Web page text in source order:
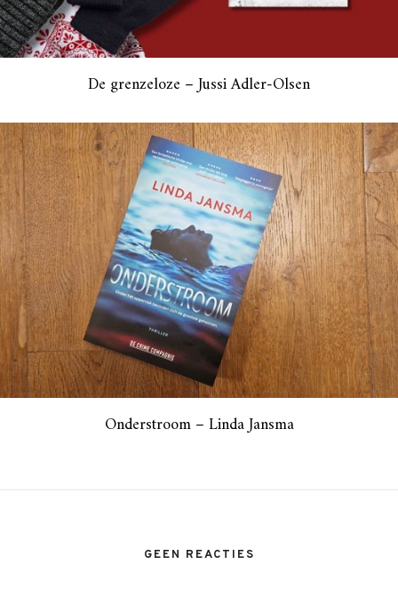
De grenzeloze – Jussi Adler-Olsen
Onderstroom – Linda Jansma
GEEN REACTIES